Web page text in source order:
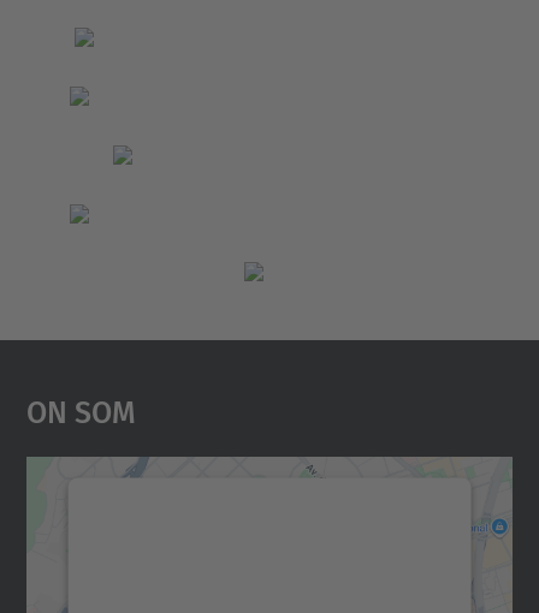
On Som